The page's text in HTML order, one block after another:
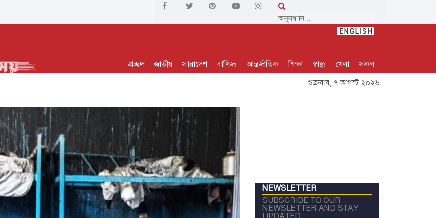
প্রচ্ছদ জাতীয় সারাদেশ বাণিজ্য আন্তর্জাতিক শিক্ষা স্বাস্থ্য খেলা
সকল
শুক্রবার, ৭ আগস্ট ২০২৬
NEWSLETTER
SUBSCRIBE TO OUR
NEWSLETTER AND STAY
UPDATED.